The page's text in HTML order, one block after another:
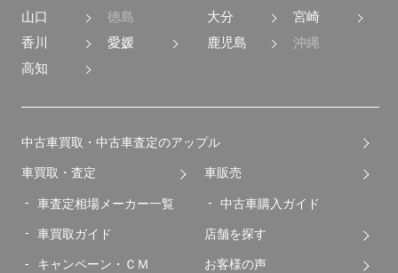
山口
徳島
香川
愛媛
高知
大分
宮崎
鹿児島
沖縄
中古車買取・中古車査定のアップル
車買取・査定
車査定相場メーカー一覧
車買取ガイド
キャンペーン・ＣＭ
車販売
中古車購入ガイド
店舗を探す
お客様の声